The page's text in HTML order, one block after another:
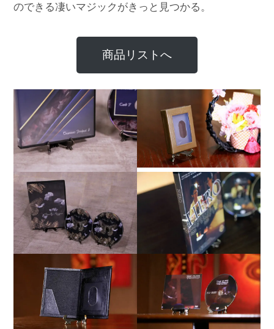
のできる凄いマジックがきっと見つかる。
商品リストへ